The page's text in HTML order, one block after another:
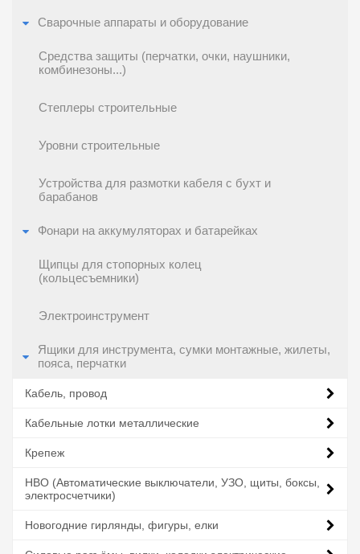
Сварочные аппараты и оборудование
Средства защиты (перчатки, очки, наушники,
комбинезоны...)
Степлеры строительные
Уровни строительные
Устройства для размотки кабеля с бухт и
барабанов
Фонари на аккумуляторах и батарейках
Щипцы для стопорных колец
(кольцесъемники)
Электроинструмент
Ящики для инструмента, сумки монтажные, жилеты,
пояса, перчатки
Кабель, провод
Кабельные лотки металлические
Крепеж
НВО (Автоматические выключатели, УЗО, щиты, боксы,
электросчетчики)
Новогодние гирлянды, фигуры, елки